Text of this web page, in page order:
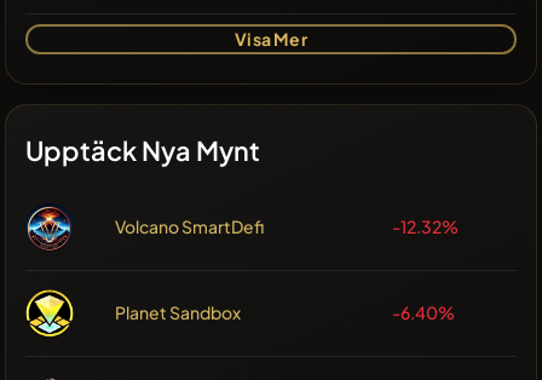
Visa Mer
Upptäck Nya Mynt
Volcano SmartDefi -12.32%
Planet Sandbox -6.40%